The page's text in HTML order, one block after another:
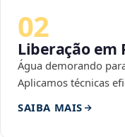
02
Liberação em
Água demorando
Aplicamos técnicas
SAIBA MAIS